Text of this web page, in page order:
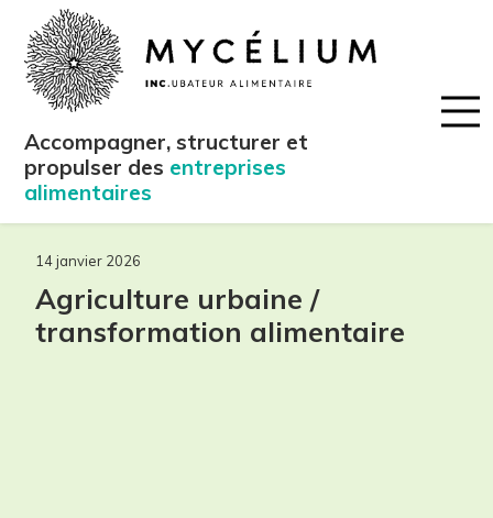
Accompagner, structurer et
propulser des entreprises
alimentaires
14 janvier 2026
Agriculture urbaine /
transformation alimentaire